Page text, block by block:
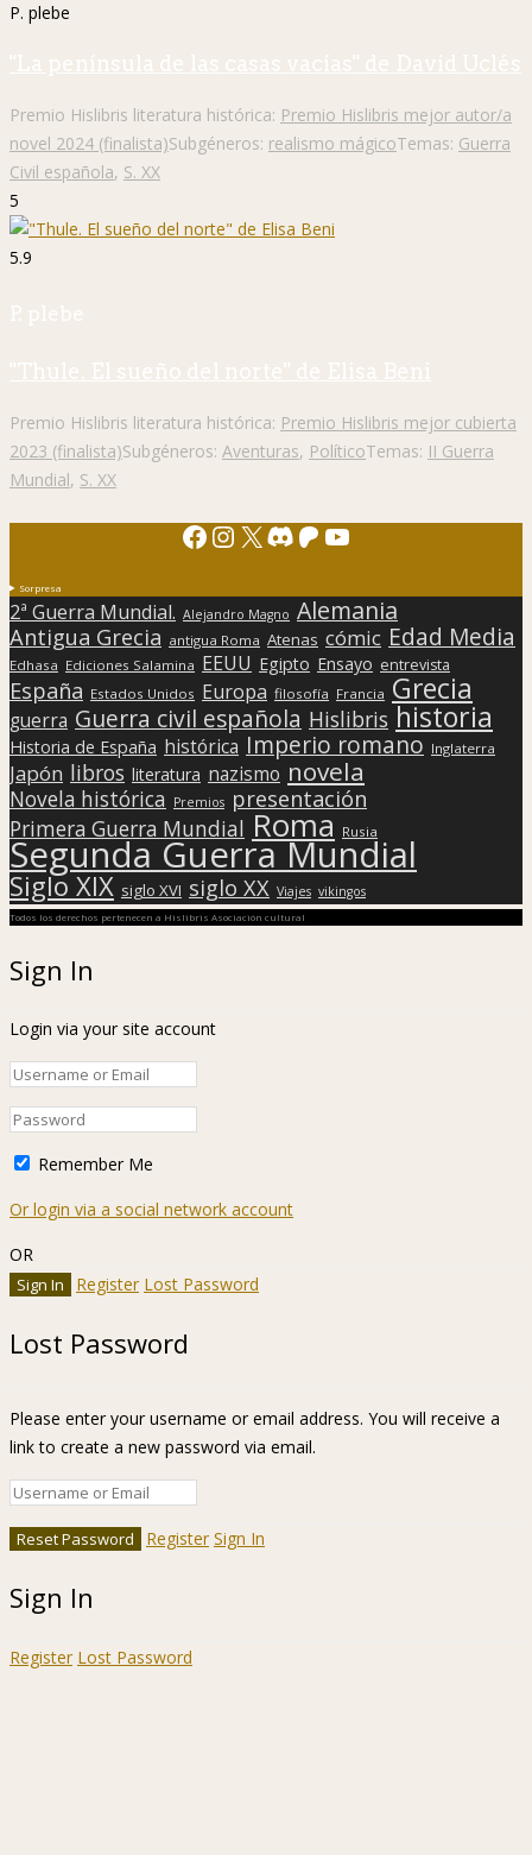
P. plebe
"La península de las casas vacías" de David Uclés
Premio Hislibris literatura histórica: Premio Hislibris mejor autor/a
novel 2024 (finalista)Subgéneros: realismo mágicoTemas: Guerra
Civil española, S. XX
5
5.9
P. plebe
"Thule. El sueño del norte" de Elisa Beni
Premio Hislibris literatura histórica: Premio Hislibris mejor cubierta
2023 (finalista)Subgéneros: Aventuras, PolíticoTemas: II Guerra
Mundial, S. XX
Facebook
Instagram
X Discord
Patreon
YouTube
Sorpresa
2ª Guerra Mundial. Alejandro Magno Alemania
Antigua Grecia antigua Roma Atenas cómic Edad Media
Edhasa Ediciones Salamina EEUU Egipto Ensayo entrevista
España Estados Unidos Europa filosofía Francia Grecia
guerra Guerra civil española Hislibris historia
Historia de España histórica Imperio romano Inglaterra
Japón libros literatura nazismo novela
Novela histórica Premios presentación
Primera Guerra Mundial Roma Rusia
Segunda Guerra Mundial
Siglo XIX siglo XVI siglo XX Viajes vikingos
Todos los derechos pertenecen a Hislibris Asociación cultural
Sign In
Login via your site account
Remember Me
Or login via a social network account
OR
Register Lost Password
Lost Password
Please enter your username or email address. You will receive a
link to create a new password via email.
Register Sign In
Sign In
Register Lost Password